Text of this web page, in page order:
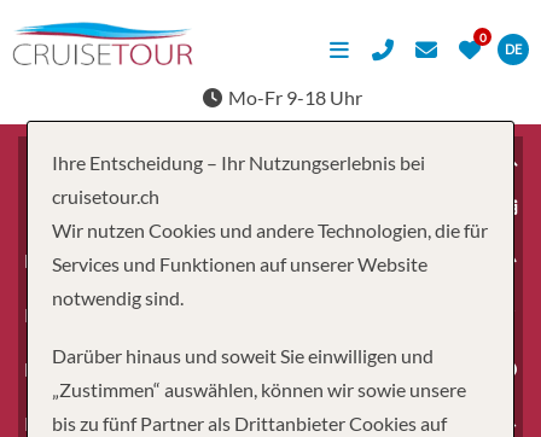
DE
Mo-Fr 9-18 Uhr
Erwachsene
Kinder
Dauer
Reiseart
Ihre Entscheidung – Ihr Nutzungserlebnis bei
cruisetour.ch
Wir nutzen Cookies und andere Technologien, die für
Services und Funktionen auf unserer Website
notwendig sind.
Darüber hinaus und soweit Sie einwilligen und
„Zustimmen“ auswählen, können wir sowie unsere
bis zu fünf Partner als Drittanbieter Cookies auf